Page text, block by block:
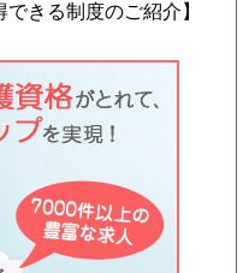
きる制度のご紹介】